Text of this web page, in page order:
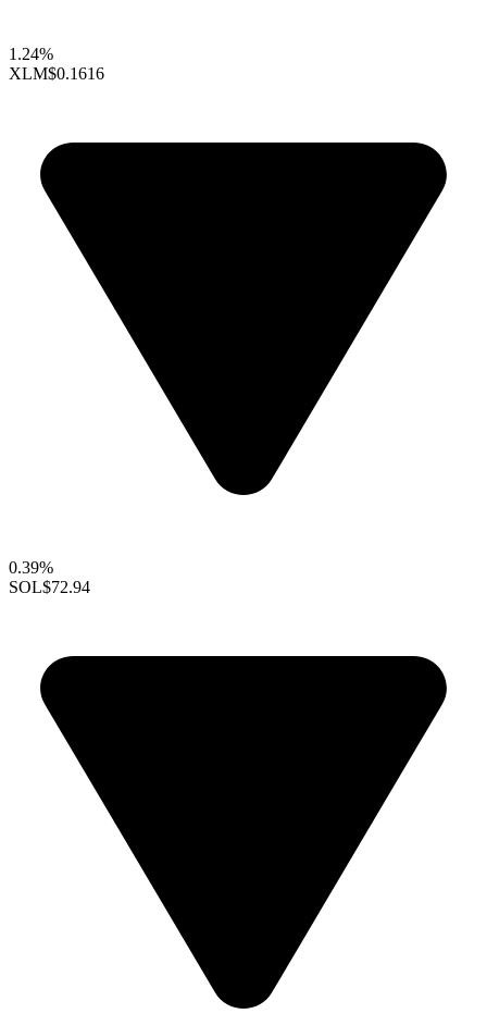
1.24%
XLM$0.1616
0.39%
SOL$72.94